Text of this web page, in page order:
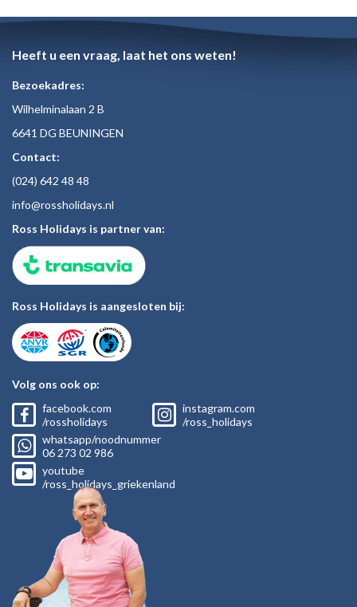
Heeft u een vraag, laat het ons weten!
Bezoekadres:
Wilhelminalaan 2 B
6641 DG BEUNINGEN
Contact:
(024) 642 48 48
info@rossholidays.nl
Ross Holidays is partner van:
Ross Holidays is aangesloten bij:
Volg ons ook op:
facebook.com
/rossholidays
instagram.com
/ross_holidays
whatsapp/noodnummer
06 273 02 986
youtube
/ross_holidays_griekenland